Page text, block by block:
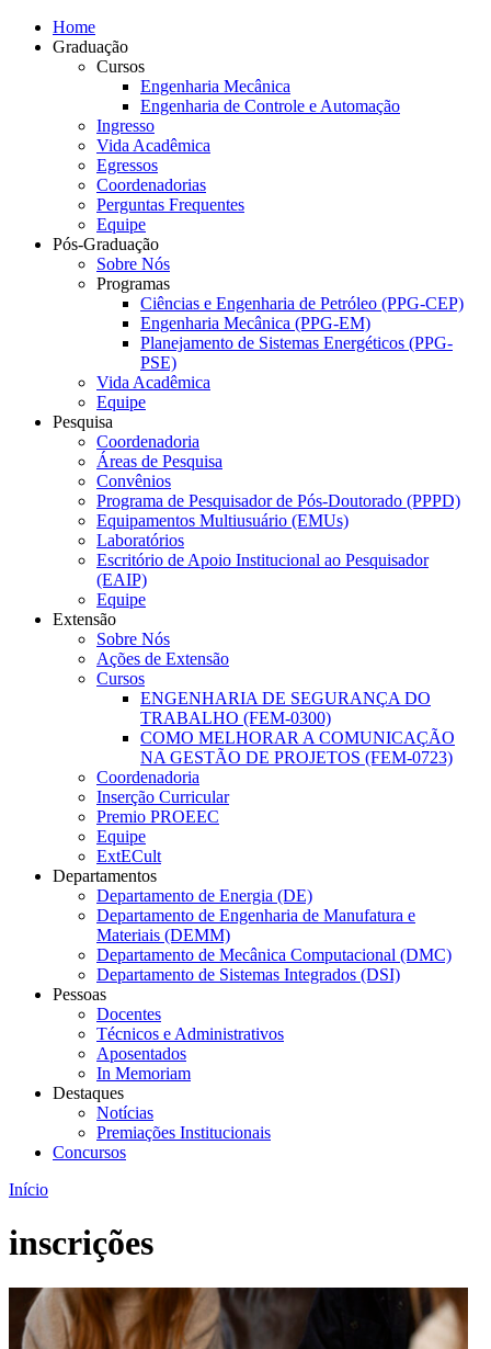
Home
Graduação
Cursos
Engenharia Mecânica
Engenharia de Controle e Automação
Ingresso
Vida Acadêmica
Egressos
Coordenadorias
Perguntas Frequentes
Equipe
Pós-Graduação
Sobre Nós
Programas
Ciências e Engenharia de Petróleo (PPG-CEP)
Engenharia Mecânica (PPG-EM)
Planejamento de Sistemas Energéticos (PPG-
PSE)
Vida Acadêmica
Equipe
Pesquisa
Coordenadoria
Áreas de Pesquisa
Convênios
Programa de Pesquisador de Pós-Doutorado (PPPD)
Equipamentos Multiusuário (EMUs)
Laboratórios
Escritório de Apoio Institucional ao Pesquisador
(EAIP)
Equipe
Extensão
Sobre Nós
Ações de Extensão
Cursos
ENGENHARIA DE SEGURANÇA DO
TRABALHO (FEM-0300)
COMO MELHORAR A COMUNICAÇÃO
NA GESTÃO DE PROJETOS (FEM-0723)
Coordenadoria
Inserção Curricular
Premio PROEEC
Equipe
ExtECult
Departamentos
Departamento de Energia (DE)
Departamento de Engenharia de Manufatura e
Materiais (DEMM)
Departamento de Mecânica Computacional (DMC)
Departamento de Sistemas Integrados (DSI)
Pessoas
Docentes
Técnicos e Administrativos
Aposentados
In Memoriam
Destaques
Notícias
Premiações Institucionais
Concursos
Início
inscrições